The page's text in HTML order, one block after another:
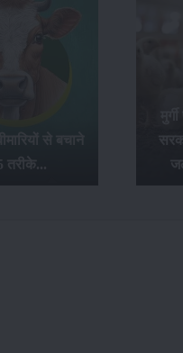
जल्दी करें आवेदन...